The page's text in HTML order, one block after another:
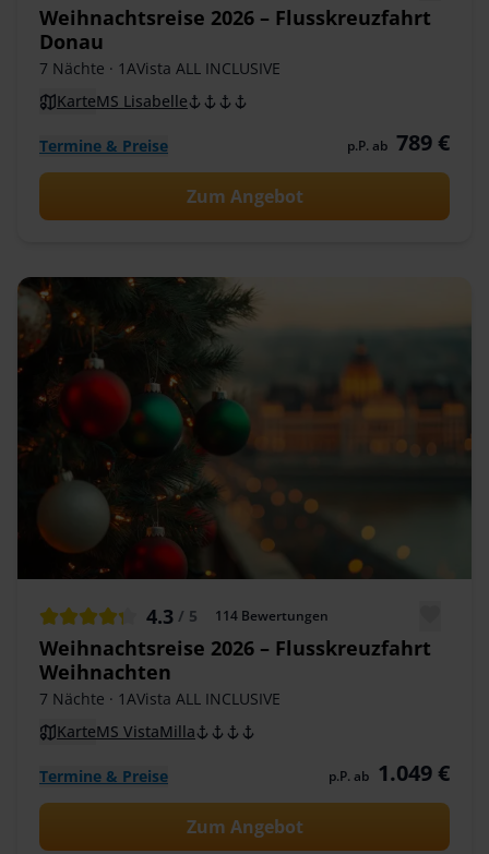
Weihnachtsreise 2026 – Flusskreuzfahrt
Donau
7 Nächte · 1AVista ALL INCLUSIVE
KarteMS Lisabelle
Termine & Preise p.P. ab 789 €
Zum Angebot
4.3 / 5 114 Bewertungen
Weihnachtsreise 2026 – Flusskreuzfahrt
Weihnachten
7 Nächte · 1AVista ALL INCLUSIVE
KarteMS VistaMilla
Termine & Preise p.P. ab 1.049 €
Zum Angebot